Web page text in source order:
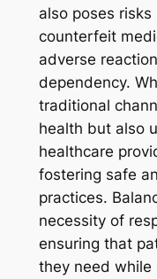
also poses
counterfeit
adverse
dependency.
traditional
health but also
healthcare
fostering safe
practices.
necessity of
ensuring that
they need while